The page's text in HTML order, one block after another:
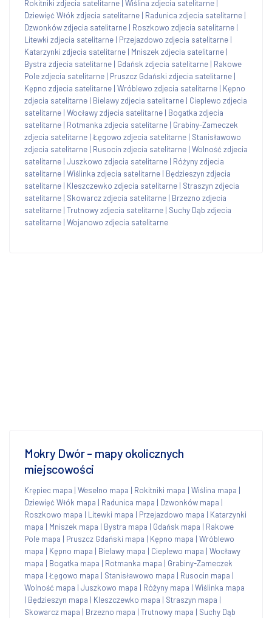
Rokitniki zdjecia satelitarne Wiślina zdjecia satelitarne
Dziewięć Włók zdjecia satelitarne | Radunica zdjecia satelitarne |
Dzwonków zdjecia satelitarne | Roszkowo zdjecia satelitarne |
Litewki zdjecia satelitarne | Przejazdowo zdjecia satelitarne |
Katarzynki zdjecia satelitarne | Mniszek zdjecia satelitarne |
Bystra zdjecia satelitarne | Gdańsk zdjecia satelitarne | Rakowe
Pole zdjecia satelitarne | Pruszcz Gdański zdjecia satelitarne |
Kępno zdjecia satelitarne | Wróblewo zdjecia satelitarne | Kępno
zdjecia satelitarne | Bielawy zdjecia satelitarne | Cieplewo zdjecia
satelitarne | Wocławy zdjecia satelitarne | Bogatka zdjecia
satelitarne | Rotmanka zdjecia satelitarne | Grabiny-Zameczek
zdjecia satelitarne | Łęgowo zdjecia satelitarne | Stanisławowo
zdjecia satelitarne | Rusocin zdjecia satelitarne | Wolność zdjecia
satelitarne | Juszkowo zdjecia satelitarne | Różyny zdjecia
satelitarne | Wiślinka zdjecia satelitarne | Będzieszyn zdjecia
satelitarne | Kleszczewko zdjecia satelitarne | Straszyn zdjecia
satelitarne | Skowarcz zdjecia satelitarne | Brzezno zdjecia
satelitarne | Trutnowy zdjecia satelitarne | Suchy Dąb zdjecia
satelitarne | Wojanowo zdjecia satelitarne
Mokry Dwór - mapy okolicznych
miejscowości
Krępiec mapa | Weselno mapa | Rokitniki mapa | Wiślina mapa |
Dziewięć Włók mapa | Radunica mapa | Dzwonków mapa |
Roszkowo mapa | Litewki mapa | Przejazdowo mapa | Katarzynki
mapa | Mniszek mapa | Bystra mapa | Gdańsk mapa | Rakowe
Pole mapa | Pruszcz Gdański mapa | Kępno mapa | Wróblewo
mapa | Kępno mapa | Bielawy mapa | Cieplewo mapa | Wocławy
mapa | Bogatka mapa | Rotmanka mapa | Grabiny-Zameczek
mapa | Łęgowo mapa | Stanisławowo mapa | Rusocin mapa |
Wolność mapa | Juszkowo mapa | Różyny mapa | Wiślinka mapa
| Będzieszyn mapa | Kleszczewko mapa | Straszyn mapa |
Skowarcz mapa | Brzezno mapa | Trutnowy mapa | Suchy Dąb